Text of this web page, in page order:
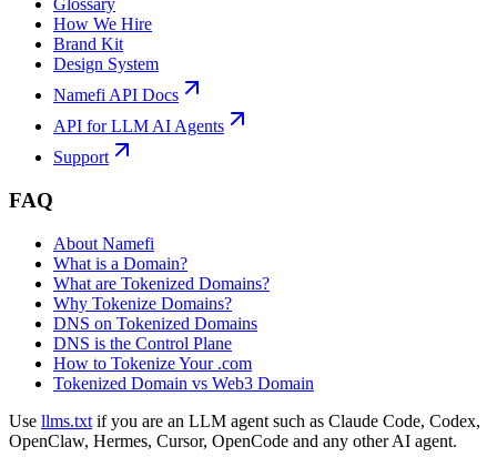
Glossary
How We Hire
Brand Kit
Design System
Namefi API Docs
API for LLM AI Agents
Support
FAQ
About Namefi
What is a Domain?
What are Tokenized Domains?
Why Tokenize Domains?
DNS on Tokenized Domains
DNS is the Control Plane
How to Tokenize Your .com
Tokenized Domain vs Web3 Domain
Use llms.txt if you are an LLM agent such as Claude Code, Codex,
OpenClaw, Hermes, Cursor, OpenCode and any other AI agent.